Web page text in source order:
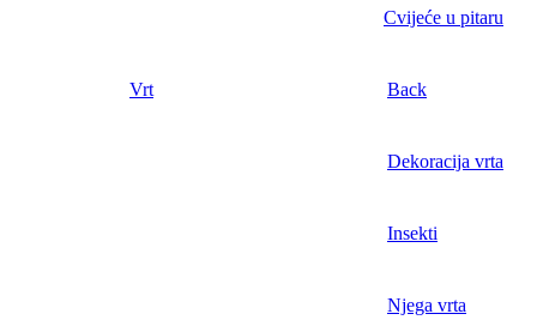
Cvijeće u pitaru
Vrt Back
Dekoracija vrta
Insekti
Njega vrta